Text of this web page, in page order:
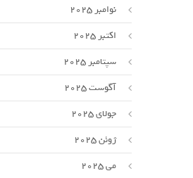
نوامبر 2025
اکتبر 2025
سپتامبر 2025
آگوست 2025
جولای 2025
ژوئن 2025
می 2025